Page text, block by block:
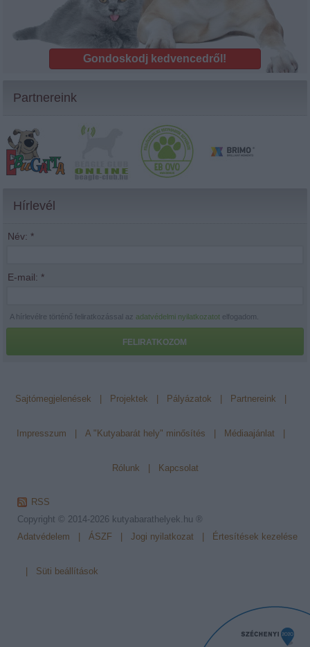
Gondoskodj kedvencedről!
Partnereink
Hírlevél
Név: *
E-mail: *
A hírlevélre történő feliratkozással azadatvédelmi nyilatkozatot elfogadom.
FELIRATKOZOM
Sajtómegjelenések Projektek Pályázatok Partnereink
Impresszum A "Kutyabarát hely" minősítés Médiaajánlat
Rólunk Kapcsolat
RSS
Copyright © 2014-2026 kutyabarathelyek.hu ®
Adatvédelem
ÁSZF Jogi nyilatkozat Értesítések kezelése
Süti beállítások